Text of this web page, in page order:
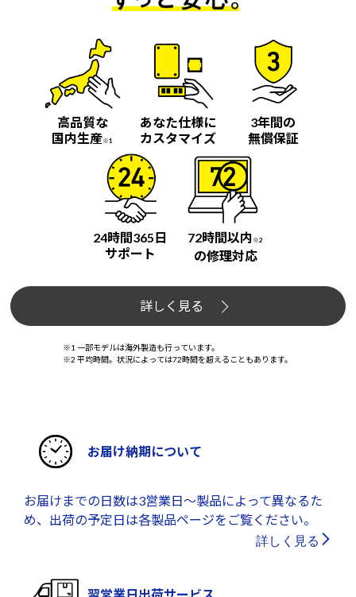
高品質な
国内生産※1
あなた仕様に
カスタマイズ
3年間の
無償保証
24時間365日
サポート
72時間以内 ※2
の修理対応
詳しく見る
※1 一部モデルは海外製造も行っています。
※2 平均時間。状況によっては72時間を超えることもあります。
お届け納期について
お届けまでの日数は3営業日～製品によって異なるた
め、出荷の予定日は各製品ページをご覧ください。
詳しく見る